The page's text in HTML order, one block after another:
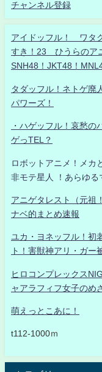
チャンネル登録
アイドッフル！ ワタ
すき！23 ひうらのア
SNH48！JKT48！
タダッフル！ネトゲ廃
パワーズ！
・ハゲッフル！哀愁の
ゲっTEL？
ロボットアニメ！メカ
非モテ星人 ！あらゆる
アニゲタレスト（元
ナベ的まとめ速報
ユカ・ヨネッフル！初
ト！害獣神アリ・ガー
ヒロコンプレックス
ャアラフィフ女子のめ
萌えっとこあに！
t112-1000ｍ